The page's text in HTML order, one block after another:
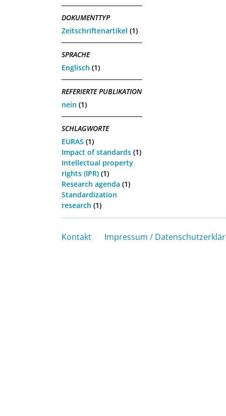
DOKUMENTTYP
Zeitschriftenartikel (1)
SPRACHE
Englisch (1)
REFERIERTE PUBLIKATION
nein (1)
SCHLAGWORTE
EURAS (1)
Impact of standards (1)
Intellectual property
rights (IPR) (1)
Research agenda (1)
Standardization
research (1)
Kontakt Impressum /